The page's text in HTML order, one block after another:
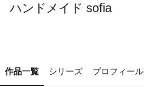
ハンドメイド sofia
作品一覧 シリーズ プロフィール